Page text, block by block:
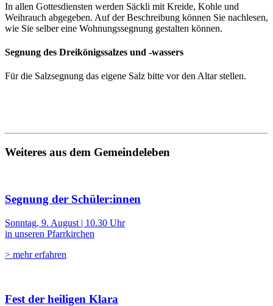
In allen Gottesdiensten werden Säckli mit Kreide, Kohle und
Weihrauch abgegeben. Auf der Beschreibung können Sie nachlesen,
wie Sie selber eine Wohnungssegnung gestalten können.
Segnung des Dreikönigssalzes und -wassers
Für die Salzsegnung das eigene Salz bitte vor den Altar stellen.
Weiteres aus dem Gemeindeleben
Segnung der Schüler:innen
Sonntag, 9. August | 10.30 Uhr
in unseren Pfarrkirchen
> mehr erfahren
Fest der heiligen Klara